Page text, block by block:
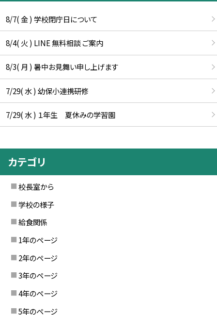
8/7( 金 ) 学校閉庁日について
8/4( 火 ) LINE 無料相談 ご案内
8/3( 月 ) 暑中お見舞い申し上げます
7/29( 水 ) 幼保小連携研修
7/29( 水 ) １年生 夏休みの学習園
カテゴリ
校長室から
学校の様子
給食関係
1年のページ
2年のページ
3年のページ
4年のページ
5年のページ